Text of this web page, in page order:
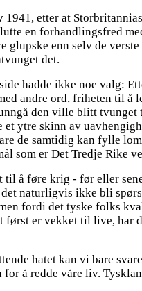
1941, etter at
en forhandlingsfred
glupske enn selv de
det.
hadde ikke noe valg:
andre ord, friheten til å
den ville blitt tvunget
et ytre skinn av
de samtidig kan fylle
som er Det Tredje Rike
til å føre krig - før eller
naturligvis ikke bli
fordi det tyske folks
først er vekket til live, har
hatet kan vi bare
å redde våre liv.